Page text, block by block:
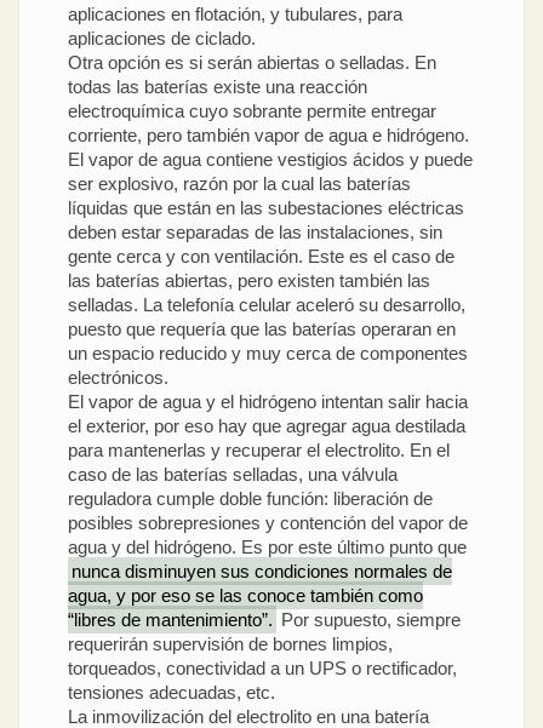
aplicaciones en flotación, y tubulares, para
aplicaciones de ciclado.
Otra opción es si serán abiertas o selladas. En
todas las baterías existe una reacción
electroquímica cuyo sobrante permite entregar
corriente, pero también vapor de agua e hidrógeno.
El vapor de agua contiene vestigios ácidos y puede
ser explosivo, razón por la cual las baterías
líquidas que están en las subestaciones eléctricas
deben estar separadas de las instalaciones, sin
gente cerca y con ventilación. Este es el caso de
las baterías abiertas, pero existen también las
selladas. La telefonía celular aceleró su desarrollo,
puesto que requería que las baterías operaran en
un espacio reducido y muy cerca de componentes
electrónicos.
El vapor de agua y el hidrógeno intentan salir hacia
el exterior, por eso hay que agregar agua destilada
para mantenerlas y recuperar el electrolito. En el
caso de las baterías selladas, una válvula
reguladora cumple doble función: liberación de
posibles sobrepresiones y contención del vapor de
agua y del hidrógeno. Es por este último punto que
nunca disminuyen sus condiciones normales de
agua, y por eso se las conoce también como
“libres de mantenimiento”. Por supuesto, siempre
requerirán supervisión de bornes limpios,
torqueados, conectividad a un UPS o rectificador,
tensiones adecuadas, etc.
La inmovilización del electrolito en una batería